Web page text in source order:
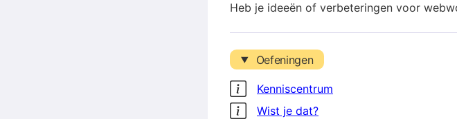
Heb je ideeën of verbeteringen voor
Oefeningen
Kenniscentrum
Wist je dat?